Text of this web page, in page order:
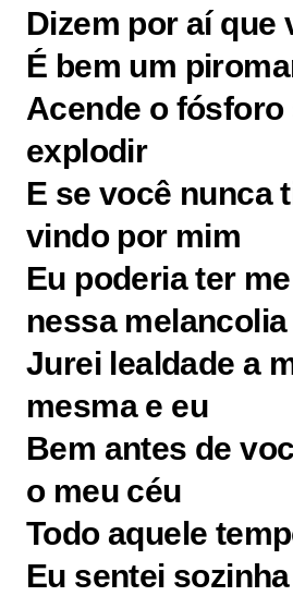
Dizem por aí que
É bem um
Acende o fósforo
explodir
E se você nunca
vindo por mim
Eu poderia ter
nessa melancolia
Jurei lealdade a
mesma e eu
Bem antes de
o meu céu
Todo aquele
Eu sentei